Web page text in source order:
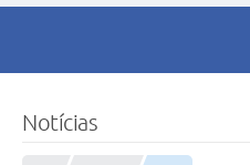
Notícias